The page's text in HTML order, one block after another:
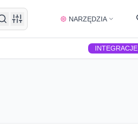
NARZĘDZIA
INTEGRACJE